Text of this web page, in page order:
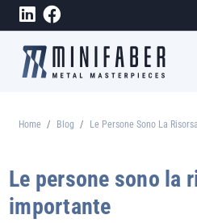
Salta al contenuto principale
Briciole di pane
Home Blog Le Persone Sono La
Le persone sono la
importante